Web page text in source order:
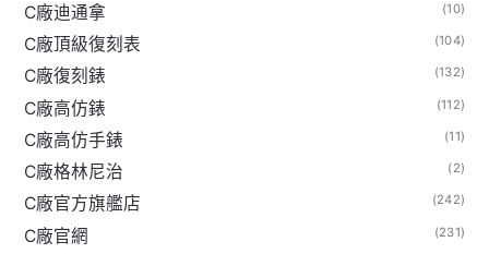
C廠迪通拿 (10)
C廠頂級復刻表 (104)
C廠復刻錶 (132)
C廠高仿錶 (112)
C廠高仿手錶 (11)
C廠格林尼治 (2)
C廠官方旗艦店 (242)
C廠官網 (231)